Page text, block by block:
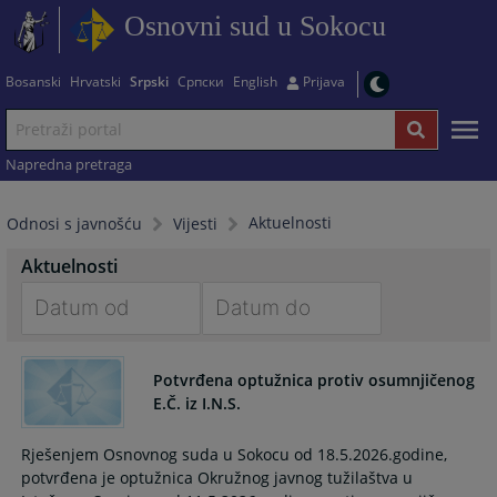
Osnovni sud u Sokocu
Bosanski Hrvatski Srpski Српски English Prijava
Napredna pretraga
Odnosi s javnošću Vijesti Aktuelnosti
Aktuelnosti
forward
interact
the
calendar
forward
to
the
calendar
Potvrđena optužnica protiv osumnjičenog
E.Č. iz I.N.S.
Rješenjem Osnovnog suda u Sokocu od 18.5.2026.godine,
potvrđena je optužnica Okružnog javnog tužilaštva u